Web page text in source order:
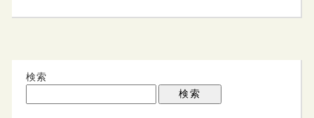
検索
検索